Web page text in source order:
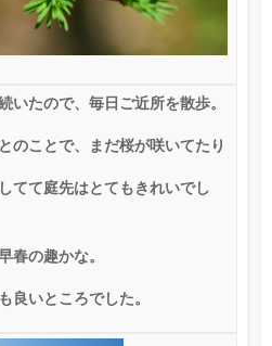
いたので、毎日ご近所を散歩。
のことで、まだ桜が咲いてたり
てて庭先はとてもきれいでし
春の趣かな。
良いところでした。